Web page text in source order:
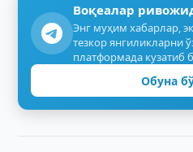
Воқеалар
Энг муҳим хабарлар,
тезкор янгиликларни
платформада кузатиб
Обуна